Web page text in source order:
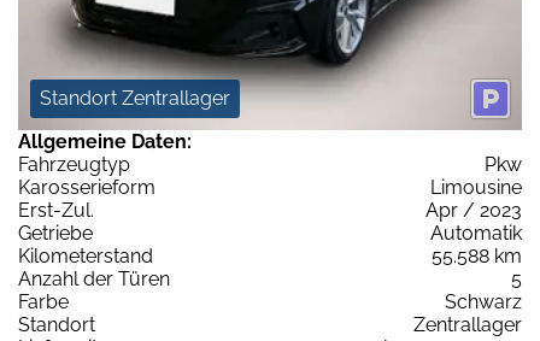
Standort Zentrallager
Allgemeine Daten:
Fahrzeugtyp
Pkw
Karosserieform
Limousine
Erst-Zul.
Apr / 2023
Getriebe
Automatik
Kilometerstand
55.588 km
Anzahl der Türen
5
Farbe
Schwarz
Standort
Zentrallager